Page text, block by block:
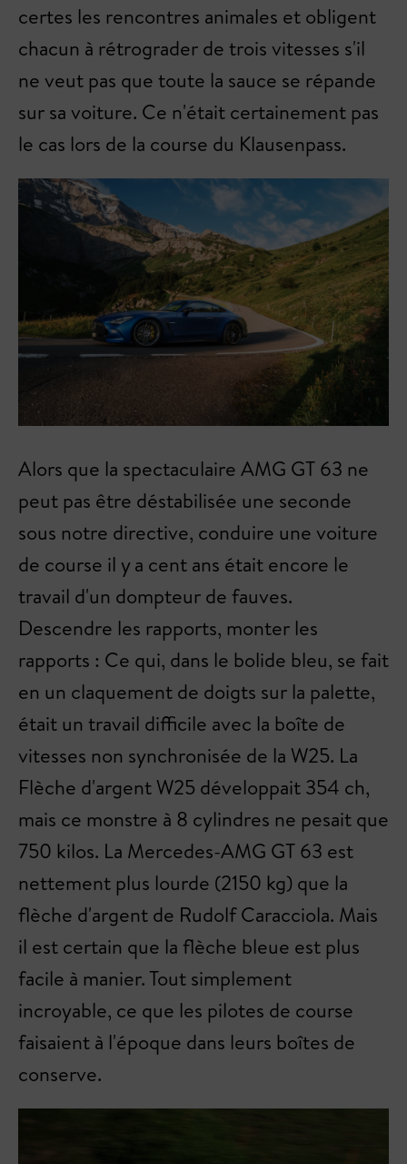
certes les rencontres animales et obligent
chacun à rétrograder de trois vitesses s'il
ne veut pas que toute la sauce se répande
sur sa voiture. Ce n'était certainement pas
le cas lors de la course du Klausenpass.
Alors que la spectaculaire AMG GT 63 ne
peut pas être déstabilisée une seconde
sous notre directive, conduire une voiture
de course il y a cent ans était encore le
travail d'un dompteur de fauves.
Descendre les rapports, monter les
rapports : Ce qui, dans le bolide bleu, se fait
en un claquement de doigts sur la palette,
était un travail difficile avec la boîte de
vitesses non synchronisée de la W25. La
Flèche d'argent W25 développait 354 ch,
mais ce monstre à 8 cylindres ne pesait que
750 kilos. La Mercedes-AMG GT 63 est
nettement plus lourde (2150 kg) que la
flèche d'argent de Rudolf Caracciola. Mais
il est certain que la flèche bleue est plus
facile à manier. Tout simplement
incroyable, ce que les pilotes de course
faisaient à l'époque dans leurs boîtes de
conserve.